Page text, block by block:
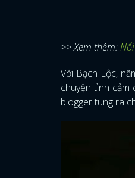
>> Xem thêm:
Với Bạch Lộc,
chuyện tình cảm
blogger tung ra